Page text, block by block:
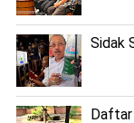
Sidak
Daftar